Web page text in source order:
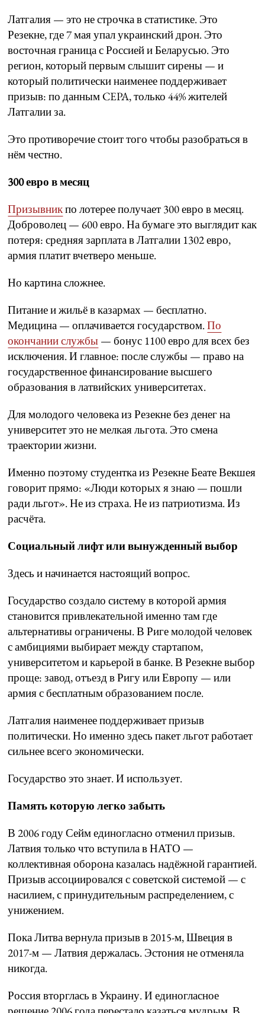
Латгалия — это не строчка в статистике. Это
Резекне, где 7 мая упал украинский дрон. Это
восточная граница с Россией и Беларусью. Это
регион, который первым слышит сирены — и
который политически наименее поддерживает
призыв: по данным CEPA, только 44% жителей
Латгалии за.
Это противоречие стоит того чтобы разобраться в
нём честно.
300 евро в месяц
Призывникпо лотерее получает 300 евро в месяц.
Доброволец — 600 евро. На бумаге это выглядит как
потеря: средняя зарплата в Латгалии 1302 евро,
армия платит вчетверо меньше.
Но картина сложнее.
Питание и жильё в казармах — бесплатно.
Медицина — оплачивается государством.По
окончании службы — бонус 1100 евро для всех без
исключения. И главное: после службы — право на
государственное финансирование высшего
образования в латвийских университетах.
Для молодого человека из Резекне без денег на
университет это не мелкая льгота. Это смена
траектории жизни.
Именно поэтому студентка из Резекне Беате Векшея
говорит прямо: «Люди которых я знаю — пошли
ради льгот». Не из страха. Не из патриотизма. Из
расчёта.
Социальный лифт или вынужденный выбор
Здесь и начинается настоящий вопрос.
Государство создало систему в которой армия
становится привлекательной именно там где
альтернативы ограничены. В Риге молодой человек
с амбициями выбирает между стартапом,
университетом и карьерой в банке. В Резекне выбор
проще: завод, отъезд в Ригу или Европу — или
армия с бесплатным образованием после.
Латгалия наименее поддерживает призыв
политически. Но именно здесь пакет льгот работает
сильнее всего экономически.
Государство это знает. И использует.
Память которую легко забыть
В 2006 году Сейм единогласно отменил призыв.
Латвия только что вступила в НАТО —
коллективная оборона казалась надёжной гарантией.
Призыв ассоциировался с советской системой — с
насилием, с принудительным распределением, с
унижением.
Пока Литва вернула призыв в 2015-м, Швеция в
2017-м — Латвия держалась. Эстония не отменяла
никогда.
Россия вторглась в Украину. И единогласное